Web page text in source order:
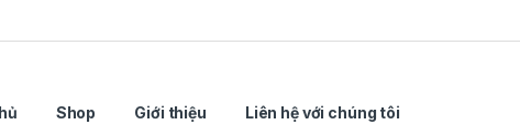
Shop Giới thiệu Liên hệ với chúng tôi